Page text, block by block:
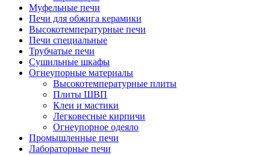
Муфельные печи
Печи для обжига керамики
Высокотемпературные печи
Печи специальные
Трубчатые печи
Сушильные шкафы
Огнеупорные материалы
Высокотемпературные плиты
Плиты ШВП
Клеи и мастики
Легковесные кирпичи
Огнеупорное одеяло
Промышленные печи
Лабораторные печи